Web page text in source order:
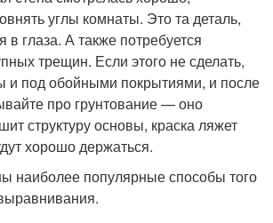
углы комнаты. Это та деталь,
в глаза. А также потребуется
трещин. Если этого не сделать,
и под обойными покрытиями, и после
про грунтование — оно
структуру основы, краска ляжет
хорошо держаться.
наиболее популярные способы того